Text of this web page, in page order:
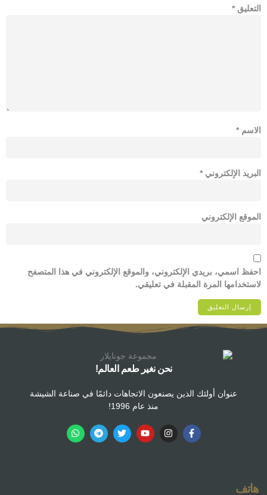
التعليق *
الاسم *
البريد الإلكتروني *
الموقع الإلكتروني
احفظ اسمي، بريدي الإلكتروني، والموقع الإلكتروني في هذا المتصفح
لاستخدامها المرة المقبلة في تعليقي.
نحن نغير طعم العالم!
عنوان أولئك الذين يصنعون الاتجاهات دائمًا في صناعة الشيشة
منذ عام 1996!
هاتف